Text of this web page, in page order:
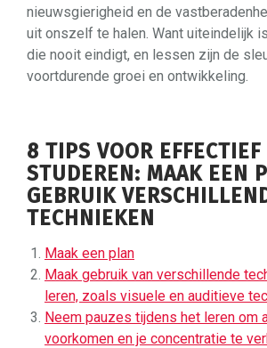
nieuwsgierigheid en de
uit onszelf te halen. Want uiteindelijk
die nooit eindigt, en lessen zijn de
voortdurende groei en ontwikkeling.
8 TIPS VOOR EFFECTIEF
STUDEREN: MAAK EEN
GEBRUIK
TECHNIEKEN
Maak een plan
Maak gebruik van verschillende
leren, zoals visuele en auditieve
Neem pauzes tijdens het leren om
voorkomen en je concentratie te